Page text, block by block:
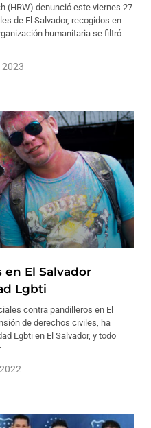
(HRW) denunció este viernes 27
de El Salvador, recogidos en
humanitaria se filtró
2023
El Salvador
Lgbti
contra pandilleros en El
de derechos civiles, ha
Lgbti en El Salvador, y todo